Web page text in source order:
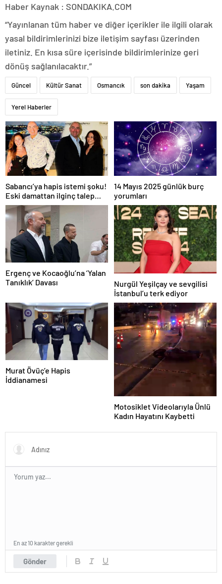
Haber Kaynak : SONDAKIKA.COM
“Yayınlanan tüm haber ve diğer içerikler ile ilgili olarak
yasal bildirimlerinizi bize iletişim sayfası üzerinden
iletiniz. En kısa süre içerisinde bildirimlerinize geri
dönüş sağlanılacaktır.”
Güncel Kültür Sanat Osmancık son dakika Yaşam
Yerel Haberler
Sabancı’ya hapis istemi şoku!
Eski damattan ilginç talep
geldi
14 Mayıs 2025 günlük burç
yorumları
Ergenç ve Kocaoğlu’na ‘Yalan
Tanıklık’ Davası
Nurgül Yeşilçay ve sevgilisi
İstanbul’u terk ediyor
Murat Övüç’e Hapis
İddianamesi
Motosiklet Videolarıyla Ünlü
Kadın Hayatını Kaybetti
Gönder
En az 10 karakter gerekli